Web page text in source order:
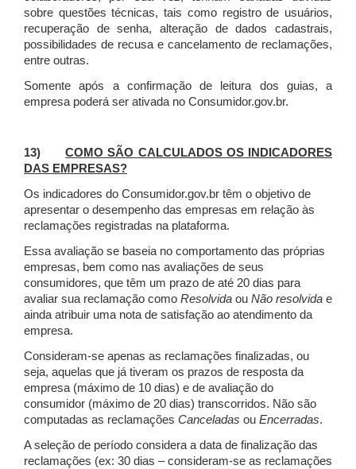
sobre questões técnicas, tais como registro de usuários,
recuperação de senha, alteração de dados cadastrais,
possibilidades de recusa e cancelamento de reclamações,
entre outras.
Somente após a confirmação de leitura dos guias, a
empresa poderá ser ativada no Consumidor.gov.br.
13)COMO SÃO CALCULADOS OS INDICADORES
DAS EMPRESAS?
Os indicadores do Consumidor.gov.br têm o objetivo de
apresentar o desempenho das empresas em relação às
reclamações registradas na plataforma.
Essa avaliação se baseia no comportamento das próprias
empresas, bem como nas avaliações de seus
consumidores, que têm um prazo de até 20 dias para
avaliar sua reclamação como Resolvida ou Não resolvida e
ainda atribuir uma nota de satisfação ao atendimento da
empresa.
Consideram-se apenas as reclamações finalizadas, ou
seja, aquelas que já tiveram os prazos de resposta da
empresa (máximo de 10 dias) e de avaliação do
consumidor (máximo de 20 dias) transcorridos. Não são
computadas as reclamações Canceladas ou Encerradas.
A seleção de período considera a data de finalização das
reclamações (ex: 30 dias – consideram-se as reclamações